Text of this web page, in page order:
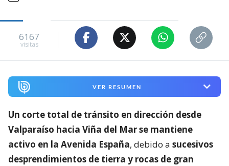
6167
visitas
VER RESUMEN
Un corte total de tránsito en dirección desde
Valparaíso hacia Viña del Mar se mantiene
activo en la Avenida España, debido a sucesivos
desprendimientos de tierra y rocas de gran